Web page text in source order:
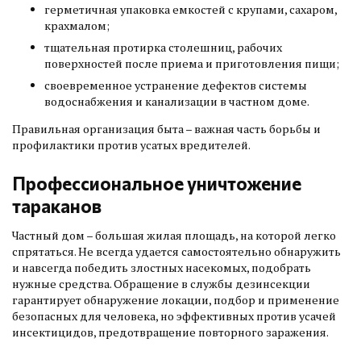
герметичная упаковка емкостей с крупами, сахаром,
крахмалом;
тщательная протирка столешниц, рабочих
поверхностей после приема и приготовления пищи;
своевременное устранение дефектов системы
водоснабжения и канализации в частном доме.
Правильная организация быта – важная часть борьбы и
профилактики против усатых вредителей.
Профессиональное уничтожение
тараканов
Частный дом – большая жилая площадь, на которой легко
спрятаться. Не всегда удается самостоятельно обнаружить
и навсегда победить злостных насекомых, подобрать
нужные средства. Обращение в службы дезинсекции
гарантирует обнаружение локации, подбор и применение
безопасных для человека, но эффективных против усачей
инсектицидов, предотвращение повторного заражения.